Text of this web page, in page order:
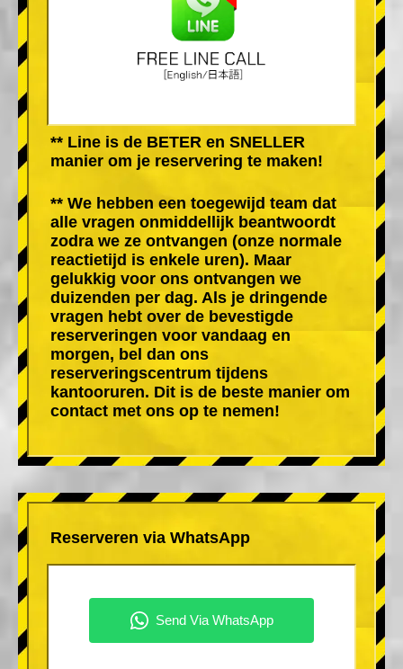
** Line is de BETER en SNELLER
manier om je reservering te maken!
** We hebben een toegewijd team dat
alle vragen onmiddellijk beantwoordt
zodra we ze ontvangen (onze normale
reactietijd is enkele uren). Maar
gelukkig voor ons ontvangen we
duizenden per dag. Als je dringende
vragen hebt over de bevestigde
reserveringen voor vandaag en
morgen, bel dan ons
reserveringscentrum tijdens
kantooruren. Dit is de beste manier om
contact met ons op te nemen!
Reserveren via WhatsApp